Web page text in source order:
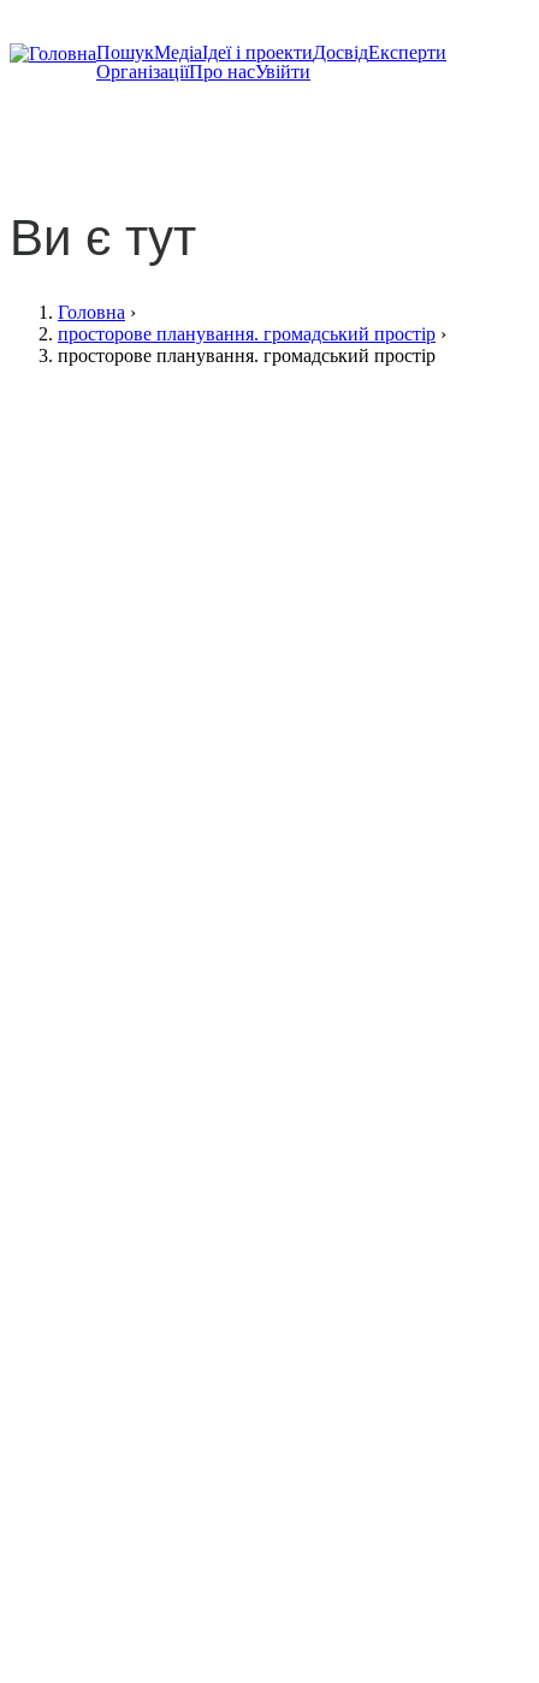
ПошукМедіаІдеї і проектиДосвідЕксперти
ОрганізаціїПро насУвійти
Ви є тут
Головна ›
просторове планування. громадський простір ›
просторове планування. громадський простір